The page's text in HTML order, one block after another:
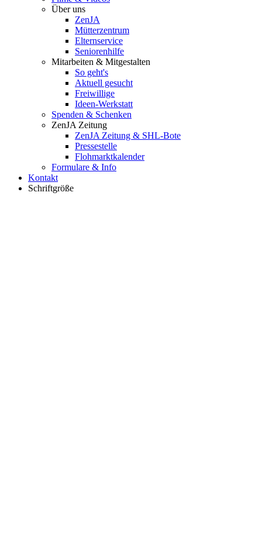
Über uns
ZenJA
Mütterzentrum
Elternservice
Seniorenhilfe
Mitarbeiten & Mitgestalten
So geht's
Aktuell gesucht
Freiwillige
Ideen-Werkstatt
Spenden & Schenken
ZenJA Zeitung
ZenJA Zeitung & SHL-Bote
Pressestelle
Flohmarktkalender
Formulare & Info
Kontakt
Schriftgröße